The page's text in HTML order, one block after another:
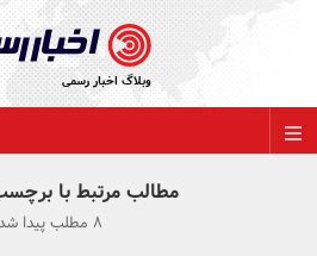
وبلاگ اخبار رسمی
پشتیبانی اخبار رسمی
021 22886635
مطالب مرتبط با
8 مطلب پیدا شد